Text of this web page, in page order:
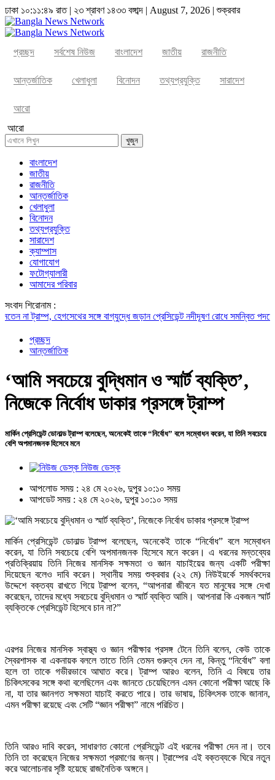
ঢাকা ১০:১১:৪৯ রাত| ২৩ শ্রাবণ ১৪৩৩ বঙ্গাব্দ | August 7, 2026 |শুক্রবার
প্রচ্ছদ সর্বশেষ নিউজ বাংলাদেশ জাতীয় রাজনীতি
আন্তর্জাতিক খেলাধুলা বিনোদন তথ্যপ্রযুক্তি সারাদেশ
আরো
আরো
খুজুন
বাংলাদেশ
জাতীয়
রাজনীতি
আন্তর্জাতিক
খেলাধুলা
বিনোদন
তথ্যপ্রযুক্তি
সারাদেশ
ক্যাম্পাস
যোগাযোগ
ফটোগ্যালারী
আমাদের পরিবার
সংবাদ শিরোনাম :
ট্রাম্প, হেগসেথের সঙ্গে বাগ্‌যুদ্ধে জড়ান প্রেসিডেন্টনদীদূষণ রোধে সমন্বিত পদক্ষেপ
প্রচ্ছদ
আন্তর্জাতিক
‘আমি সবচেয়ে বুদ্ধিমান ও স্মার্ট ব্যক্তি’,
নিজেকে নির্বোধ ডাকার প্রসঙ্গে ট্রাম্প
মার্কিন প্রেসিডেন্ট ডোনাল্ড ট্রাম্প বলেছেন, অনেকেই তাকে “নির্বোধ” বলে সম্বোধন করেন, যা তিনি সবচেয়ে
বেশি অপমানজনক হিসেবে মনে
নিউজ ডেস্ক
আপলোড সময় : ২৪ মে ২০২৬, দুপুর ১০:১০ সময়
আপডেট সময় : ২৪ মে ২০২৬, দুপুর ১০:১০ সময়
মার্কিন প্রেসিডেন্ট ডোনাল্ড ট্রাম্প বলেছেন, অনেকেই তাকে “নির্বোধ” বলে সম্বোধন
করেন, যা তিনি সবচেয়ে বেশি অপমানজনক হিসেবে মনে করেন। এ ধরনের মন্তব্যের
প্রতিক্রিয়ায় তিনি নিজের মানসিক সক্ষমতা ও জ্ঞান যাচাইয়ের জন্য একটি পরীক্ষা
দিয়েছেন বলেও দাবি করেন। স্থানীয় সময় শুক্রবার (২২ মে) নিউইয়র্কে সমর্থকদের
উদ্দেশে বক্তব্য রাখতে গিয়ে ট্রাম্প বলেন, “আপনারা জীবনে যত মানুষের সঙ্গে দেখা
করেছেন, তাদের মধ্যে সবচেয়ে বুদ্ধিমান ও স্মার্ট ব্যক্তি আমি। আপনারা কি একজন স্মার্ট
ব্যক্তিকে প্রেসিডেন্ট হিসেবে চান না?”
এরপর নিজের মানসিক স্বাস্থ্য ও জ্ঞান পরীক্ষার প্রসঙ্গ টেনে তিনি বলেন, কেউ তাকে
স্বৈরশাসক বা একনায়ক বললে তাতে তিনি তেমন গুরুত্ব দেন না, কিন্তু “নির্বোধ” বলা
হলে তা তাকে গভীরভাবে আঘাত করে। ট্রাম্প আরও বলেন, তিনি এ বিষয়ে তার
চিকিৎসকের সঙ্গে কথা বলেছিলেন এবং জানতে চেয়েছিলেন এমন কোনো পরীক্ষা আছে কি
না, যা তার জ্ঞানগত সক্ষমতা যাচাই করতে পারে। তার ভাষায়, চিকিৎসক তাকে জানান,
এমন পরীক্ষা রয়েছে এবং সেটি “জ্ঞান পরীক্ষা” নামে পরিচিত।
তিনি আরও দাবি করেন, সাধারণত কোনো প্রেসিডেন্ট এই ধরনের পরীক্ষা দেন না। তবে
তিনি তা করেছেন নিজের সক্ষমতা প্রমাণের জন্য। ট্রাম্পের এই বক্তব্যকে ঘিরে নতুন
করে আলোচনার সৃষ্টি হয়েছে রাজনৈতিক অঙ্গনে।